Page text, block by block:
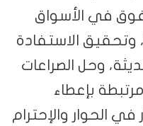
في الأسواق
وتحقيق الاستفادة
وحل الصراعات
مرتبطة بإعطاء
في الحوار والإحترام